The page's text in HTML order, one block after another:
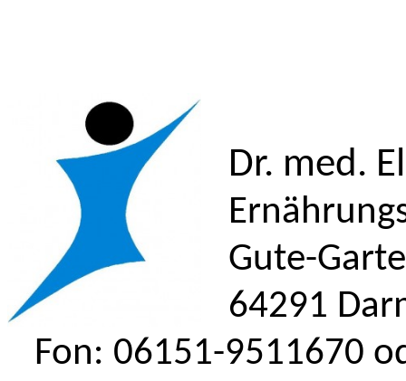
Dr. med.
Gute-
64291
Fon: 06151-9511670